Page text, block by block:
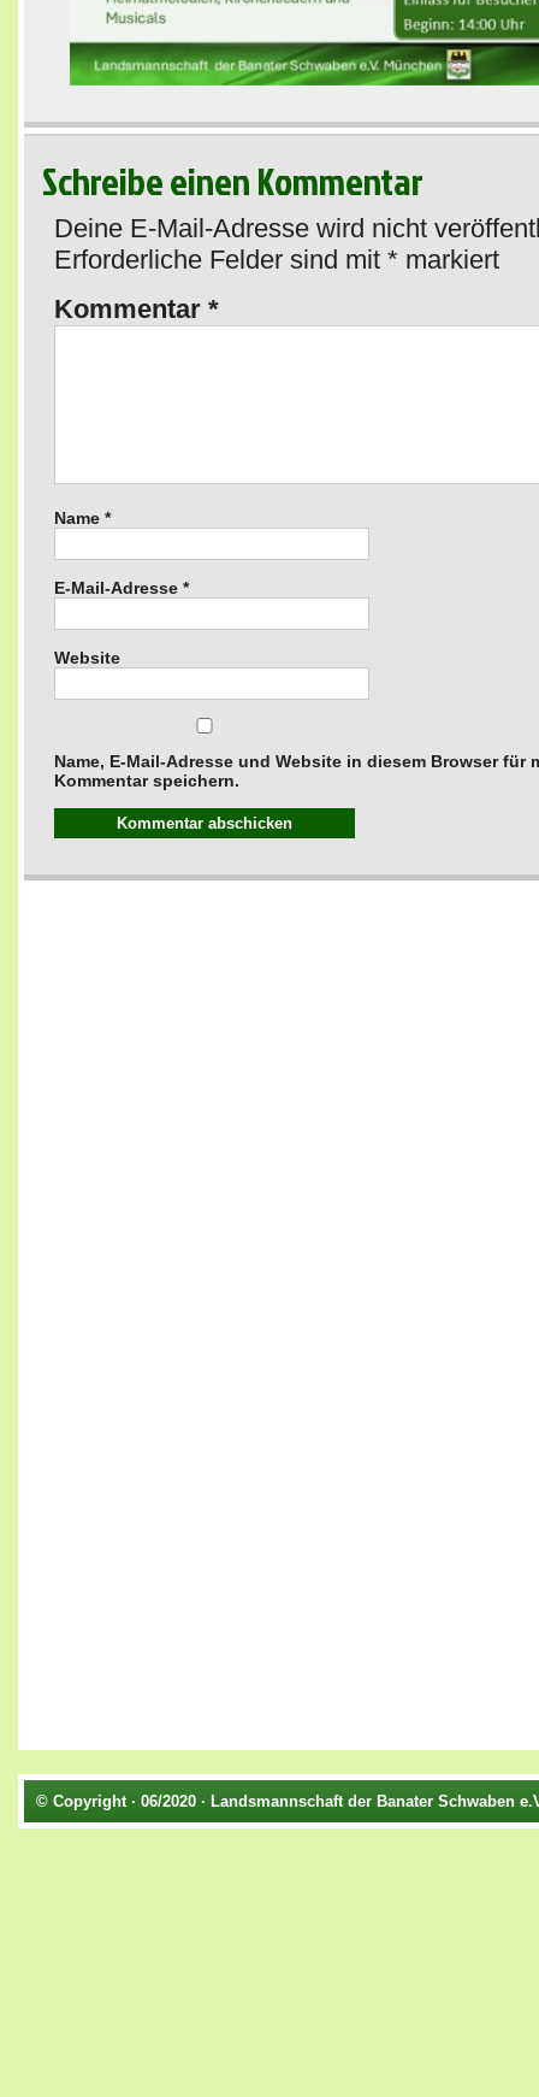
Schreibe einen Kommentar
Deine E-Mail-Adresse wird nicht
Erforderliche Felder sind mit * markiert
Kommentar *
Name *
E-Mail-Adresse *
Website
Name, E-Mail-Adresse und Website in diesem Browser für
Kommentar speichern.
© Copyright · 06/2020 · Landsmannschaft der Banater Schwaben